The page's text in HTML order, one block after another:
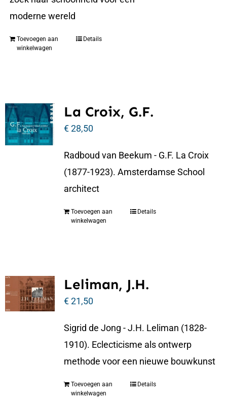
moderne wereld
Toevoegen aan
winkelwagen
Details
La Croix, G.F.
€28,50
Radboud van Beekum - G.F. La Croix
(1877-1923). Amsterdamse School
architect
Toevoegen aan
winkelwagen
Details
Leliman, J.H.
€21,50
Sigrid de Jong - J.H. Leliman (1828-
1910). Eclecticisme als ontwerp
methode voor een nieuwe bouwkunst
Toevoegen aan
winkelwagen
Details